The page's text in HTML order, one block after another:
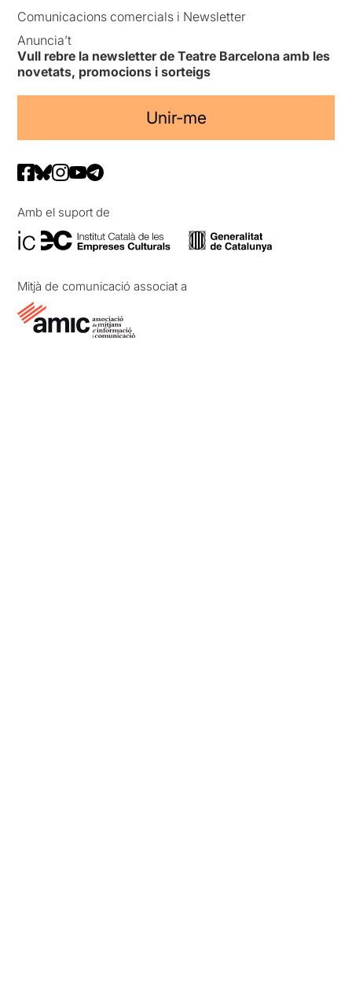
Comunicacions comercials i Newsletter
Anuncia’t
Vull rebre la newsletter de Teatre Barcelona amb les
novetats, promocions i sorteigs
Unir-me
Amb el suport de
Mitjà de comunicació associat a